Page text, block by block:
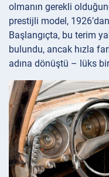
olmanın gerekli
prestijli model,
Başlangıçta, bu terim
bulundu, ancak hızla
adına dönüştü – lüks